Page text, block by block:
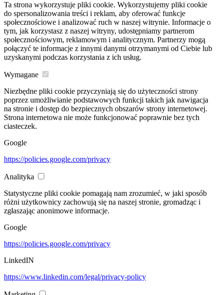
Ta strona wykorzystuje pliki cookie. Wykorzystujemy pliki cookie
do spersonalizowania treści i reklam, aby oferować funkcje
społecznościowe i analizować ruch w naszej witrynie. Informacje o
tym, jak korzystasz z naszej witryny, udostępniamy partnerom
społecznościowym, reklamowym i analitycznym. Partnerzy mogą
połączyć te informacje z innymi danymi otrzymanymi od Ciebie lub
uzyskanymi podczas korzystania z ich usług.
Wymagane
Niezbędne pliki cookie przyczyniają się do użyteczności strony
poprzez umożliwianie podstawowych funkcji takich jak nawigacja
na stronie i dostęp do bezpiecznych obszarów strony internetowej.
Strona internetowa nie może funkcjonować poprawnie bez tych
ciasteczek.
Google
https://policies.google.com/privacy
Analityka
Statystyczne pliki cookie pomagają nam zrozumieć, w jaki sposób
różni użytkownicy zachowują się na naszej stronie, gromadząc i
zgłaszając anonimowe informacje.
Google
https://policies.google.com/privacy
LinkedIN
https://www.linkedin.com/legal/privacy-policy